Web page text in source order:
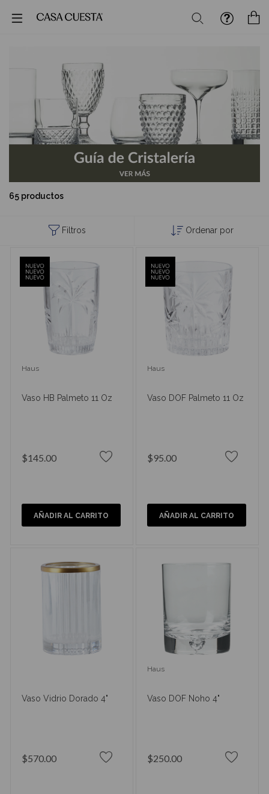
Buscar
65 productos
Filtros Ordenar por
Haus
Vaso HB Palmeto 11 Oz
$145.00
AÑADIR AL CARRITO
Haus
Vaso DOF Palmeto 11 Oz
$95.00
AÑADIR AL CARRITO
Vaso Vidrio Dorado 4"
$570.00
Haus
Vaso DOF Noho 4"
$250.00